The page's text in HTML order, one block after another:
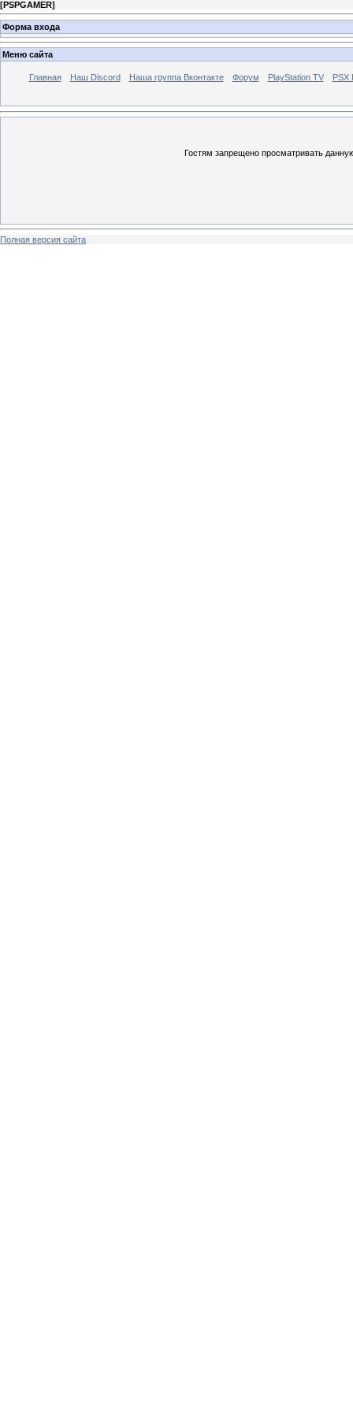
[PSPGAMER]
Форма входа
Меню сайта
Главная Наш Discord Наша группа Вконтакте Форум PlayStation TV PSX
Гостям запрещено просматривать
Полная версия сайта